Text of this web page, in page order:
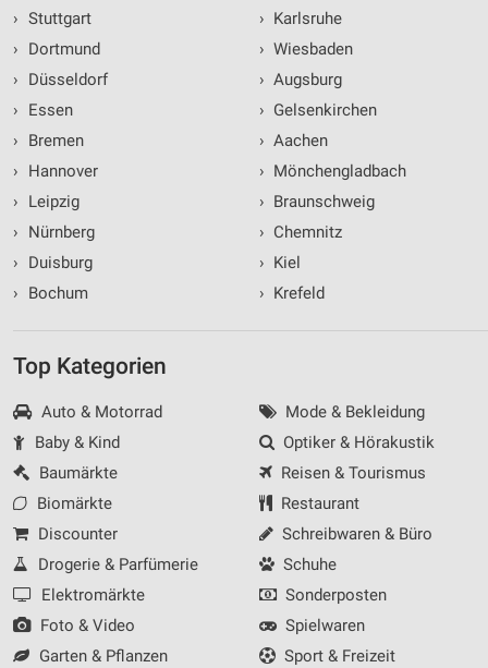
› Stuttgart
›
Dortmund
›
Düsseldorf
›
Essen
›
Bremen
›
Hannover
›
Leipzig
›
Nürnberg
›
Duisburg
›
Bochum
› Karlsruhe
› Wiesbaden
› Augsburg
› Gelsenkirchen
› Aachen
› Mönchengladbach
› Braunschweig
› Chemnitz
› Kiel
› Krefeld
Top Kategorien
Auto & Motorrad
Baby & Kind
Baumärkte
Biomärkte
Discounter
Drogerie & Parfümerie
Elektromärkte
Foto & Video
Garten & Pflanzen
Mode & Bekleidung
Optiker & Hörakustik
Reisen & Tourismus
Restaurant
Schreibwaren & Büro
Schuhe
Sonderposten
Spielwaren
Sport & Freizeit